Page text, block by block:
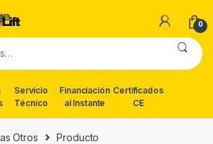
0
Servicio
Técnico
Financiación
al Instante
Certificados
CE
Otros Producto